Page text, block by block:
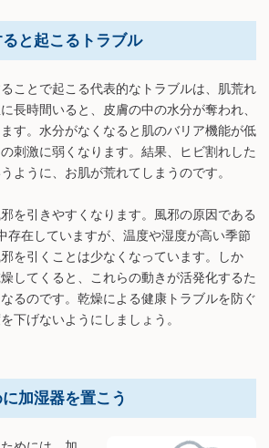
と起こるトラブル
ことで起こる代表的なトラブルは、肌荒れ
長時間いると、皮膚の中の水分が奪われ、
す。水分がなくなると肌のバリア機能が低
刺激に弱くなります。結果、ヒビ割れした
ように、お肌が荒れてしまうのです。
を引きやすくなります。風邪の原因である
存在していますが、温度や湿度が高い季節
を引くことは少なくなっています。しか
してくると、これらの動きが活発化するた
るのです。乾燥による健康トラブルを防ぐ
下げないようにしましょう。
加湿器を置こう